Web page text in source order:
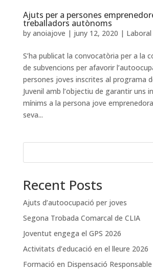
Ajuts per a persones
treballadors autònoms
by anoiajove | juny 12, 2020 | Laboral
S’ha publicat la convocatòria per a la
de subvencions per afavorir
persones joves inscrites al programa
Juvenil amb l’objectiu de garantir uns
mínims a la persona jove emprenedora
seva...
Recent Posts
Ajuts d’autoocupació per joves
Segona Trobada Comarcal de CLIA
Joventut engega el GPS 2026
Activitats d’educació en el lleure 2026
Formació en Dispensació Responsable